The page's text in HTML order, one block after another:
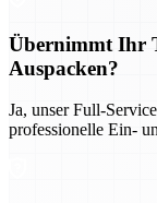
Übernimmt Ihr
Auspacken?
Ja, unser Full-
professionelle Ein-